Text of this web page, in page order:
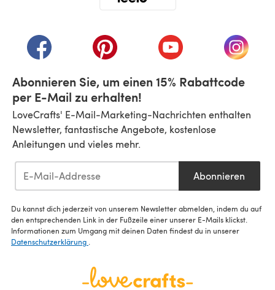
(öffnet sich in einem neuen Tab)
(öffnet sich in einem neuen Tab)
(öffnet sich in einem
(öffnet
Abonnieren Sie, um einen 15% Rabattcode
per E-Mail zu erhalten!
LoveCrafts' E-Mail-Marketing-Nachrichten enthalten
Newsletter, fantastische Angebote, kostenlose
Anleitungen und vieles mehr.
Abonnieren
Du kannst dich jederzeit von unserem Newsletter abmelden, indem du auf
den entsprechenden Link in der Fußzeile einer unserer E-Mails klickst.
Informationen zum Umgang mit deinen Daten findest du in unserer
Datenschutzerklärung